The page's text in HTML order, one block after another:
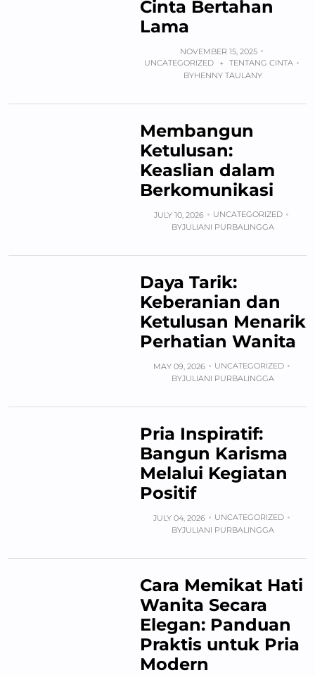
Cinta Bertahan
Lama
NOVEMBER 15, 2025
UNCATEGORIZED
+ TENTANG CINTA
BYHENNY TAULANY
Membangun
Ketulusan:
Keaslian dalam
Berkomunikasi
JULY 10, 2026
UNCATEGORIZED
BYJULIANI PURBALINGGA
Daya Tarik:
Keberanian dan
Ketulusan Menarik
Perhatian Wanita
MAY 09, 2026
UNCATEGORIZED
BYJULIANI PURBALINGGA
Pria Inspiratif:
Bangun Karisma
Melalui Kegiatan
Positif
JULY 04, 2026
UNCATEGORIZED
BYJULIANI PURBALINGGA
Cara Memikat Hati
Wanita Secara
Elegan: Panduan
Praktis untuk Pria
Modern